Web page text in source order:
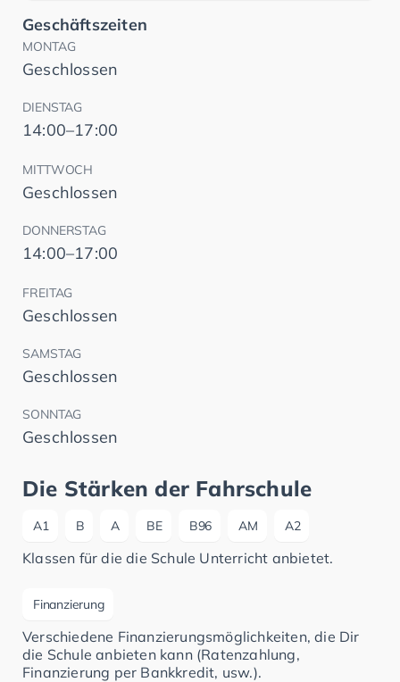
Geschäftszeiten
MONTAG
Geschlossen
DIENSTAG
14:00–17:00
MITTWOCH
Geschlossen
DONNERSTAG
14:00–17:00
FREITAG
Geschlossen
SAMSTAG
Geschlossen
SONNTAG
Geschlossen
Die Stärken der Fahrschule
A1 B A BE B96 AM A2
Klassen für die die Schule Unterricht anbietet.
Finanzierung
Verschiedene Finanzierungsmöglichkeiten, die Dir
die Schule anbieten kann (Ratenzahlung,
Finanzierung per Bankkredit, usw.).